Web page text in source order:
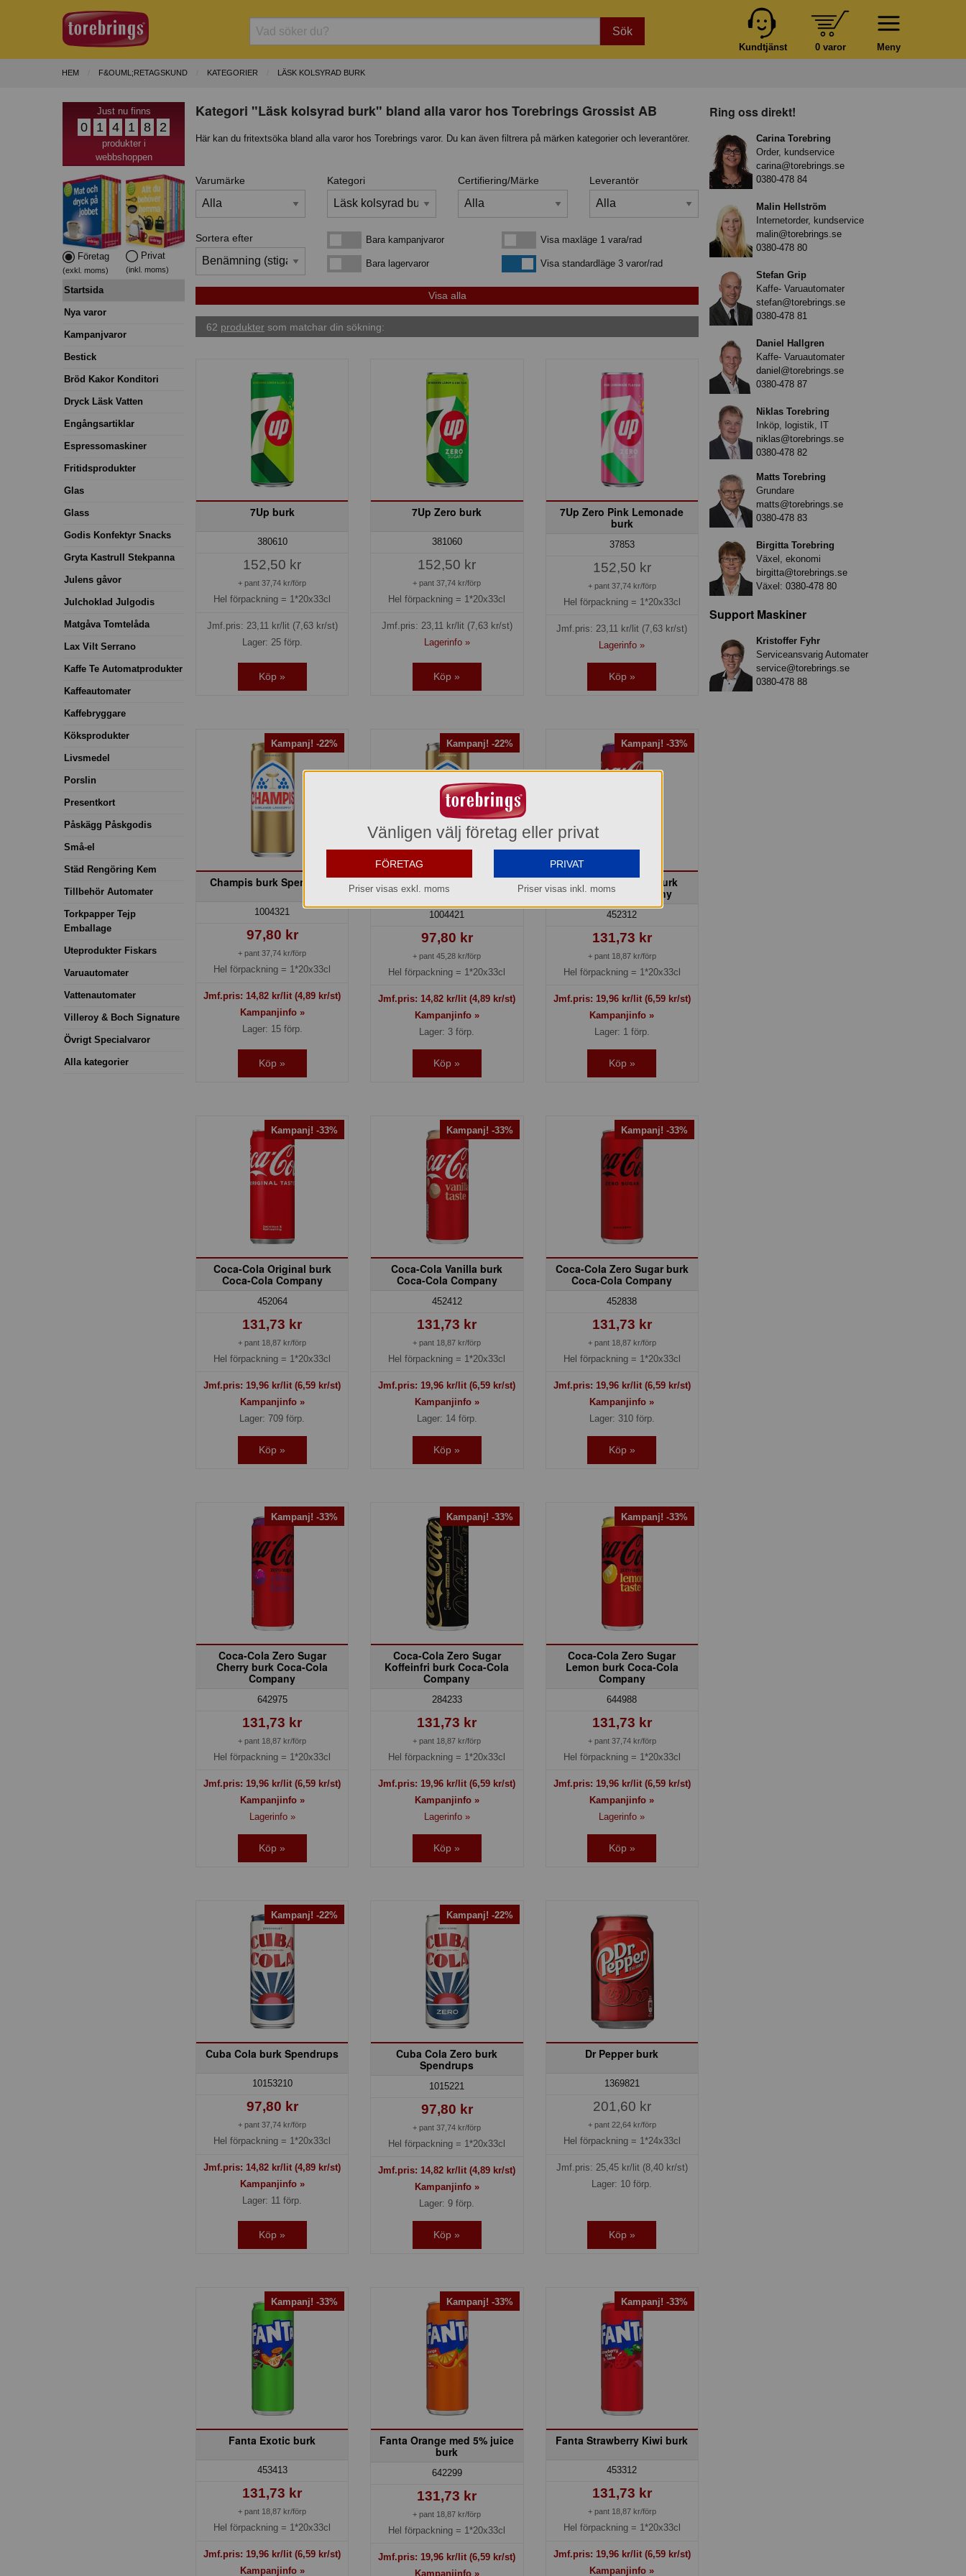
Sök
Meny
0 varor
Kundtjänst
HEM F&OUML;RETAGSKUND KATEGORIER LÄSK KOLSYRAD BURK
Just nu finns
0 1 4 1 8 2
produkter i
webbshoppen
Företag
(exkl. moms)
Privat
(inkl. moms)
Startsida
Nya varor
Kampanjvaror
Bestick
Bröd Kakor Konditori
Dryck Läsk Vatten
Engångsartiklar
Espressomaskiner
Fritidsprodukter
Glas
Glass
Godis Konfektyr Snacks
Gryta Kastrull Stekpanna
Julens gåvor
Julchoklad Julgodis
Matgåva Tomtelåda
Lax Vilt Serrano
Kaffe Te Automatprodukter
Kaffeautomater
Kaffebryggare
Köksprodukter
Livsmedel
Porslin
Presentkort
Påskägg Påskgodis
Små-el
Städ Rengöring Kem
Tillbehör Automater
Torkpapper Tejp
Emballage
Uteprodukter Fiskars
Varuautomater
Vattenautomater
Villeroy & Boch Signature
Övrigt Specialvaror
Alla kategorier
Kategori "Läsk kolsyrad burk" bland alla varor hos Torebrings Grossist AB
Här kan du fritextsöka bland alla varor hos Torebrings varor. Du kan även filtrera på märken kategorier och leverantörer.
Varumärke Kategori Certifiering/Märke Leverantör
Sortera efter Bara kampanjvarorBara kampanjvaror
Bara lagervarorBara lagervaror
Visa maxläge 1 vara/rad
Visa maxläge 1 vara/rad
Visa standardlägeVisa standardläge 3 varor/rad
62 produkter som matchar din sökning:
7Up burk
380610
152,50 kr
+ pant 37,74 kr/förp
Hel förpackning = 1*20x33cl
Jmf.pris: 23,11 kr/lit (7,63 kr/st)
Lager: 25 förp.
Köp »
7Up Zero burk
381060
152,50 kr
+ pant 37,74 kr/förp
Hel förpackning = 1*20x33cl
Jmf.pris: 23,11 kr/lit (7,63 kr/st)
Lagerinfo »
Köp »
7Up Zero Pink Lemonade
burk
37853
152,50 kr
+ pant 37,74 kr/förp
Hel förpackning = 1*20x33cl
Jmf.pris: 23,11 kr/lit (7,63 kr/st)
Lagerinfo »
Köp »
Kampanj! -22%
Champis burk Spendrups
1004321
97,80 kr
+ pant 37,74 kr/förp
Hel förpackning = 1*20x33cl
Jmf.pris: 14,82 kr/lit(4,89 kr/st)
Kampanjinfo »
Lager: 15 förp.
Köp »
Kampanj! -22%
Champis Zero burk
Spendrups
1004421
97,80 kr
+ pant 45,28 kr/förp
Hel förpackning = 1*20x33cl
Jmf.pris: 14,82 kr/lit(4,89 kr/st)
Kampanjinfo »
Lager: 3 förp.
Köp »
Kampanj! -33%
Coca-Cola Cherry burk
Coca-Cola Company
452312
131,73 kr
+ pant 18,87 kr/förp
Hel förpackning = 1*20x33cl
Jmf.pris: 19,96kr/lit (6,59 kr/st)
Kampanjinfo »
Lager: 1 förp.
Köp »
Kampanj! -33%
Coca-Cola Original burk
Coca-Cola Company
452064
131,73 kr
+ pant 18,87 kr/förp
Hel förpackning = 1*20x33cl
Jmf.pris: 19,96 kr/lit(6,59 kr/st)
Kampanjinfo »
Lager: 709 förp.
Köp »
Kampanj! -33%
Coca-Cola Vanilla burk
Coca-Cola Company
452412
131,73 kr
+ pant 18,87 kr/förp
Hel förpackning = 1*20x33cl
Jmf.pris: 19,96 kr/lit(6,59 kr/st)
Kampanjinfo »
Lager: 14 förp.
Köp »
Kampanj! -33%
Coca-Cola Zero Sugar burk
Coca-Cola Company
452838
131,73 kr
+ pant 18,87 kr/förp
Hel förpackning = 1*20x33cl
Jmf.pris: 19,96kr/lit (6,59 kr/st)
Kampanjinfo »
Lager: 310 förp.
Köp »
Kampanj! -33%
Coca-Cola Zero Sugar
Cherry burk Coca-Cola
Company
642975
131,73 kr
+ pant 18,87 kr/förp
Hel förpackning = 1*20x33cl
Jmf.pris: 19,96 kr/lit(6,59 kr/st)
Kampanjinfo »
Lagerinfo »
Köp »
Kampanj! -33%
Coca-Cola Zero Sugar
Koffeinfri burk Coca-Cola
Company
284233
131,73 kr
+ pant 18,87 kr/förp
Hel förpackning = 1*20x33cl
Jmf.pris: 19,96 kr/lit(6,59 kr/st)
Kampanjinfo »
Lagerinfo »
Köp »
Kampanj! -33%
Coca-Cola Zero Sugar
Lemon burk Coca-Cola
Company
644988
131,73 kr
+ pant 37,74 kr/förp
Hel förpackning = 1*20x33cl
Jmf.pris: 19,96kr/lit (6,59 kr/st)
Kampanjinfo »
Lagerinfo »
Köp »
Kampanj! -22%
Cuba Cola burk Spendrups
10153210
97,80 kr
+ pant 37,74 kr/förp
Hel förpackning = 1*20x33cl
Jmf.pris: 14,82 kr/lit(4,89 kr/st)
Kampanjinfo »
Lager: 11 förp.
Köp »
Kampanj! -22%
Cuba Cola Zero burk
Spendrups
1015221
97,80 kr
+ pant 37,74 kr/förp
Hel förpackning = 1*20x33cl
Jmf.pris: 14,82 kr/lit(4,89 kr/st)
Kampanjinfo »
Lager: 9 förp.
Köp »
Dr Pepper burk
1369821
201,60 kr
+ pant 22,64 kr/förp
Hel förpackning = 1*24x33cl
Jmf.pris: 25,45kr/lit (8,40 kr/st)
Lager: 10 förp.
Köp »
Kampanj! -33%
Fanta Exotic burk
453413
131,73 kr
+ pant 18,87 kr/förp
Hel förpackning = 1*20x33cl
Jmf.pris: 19,96 kr/lit(6,59 kr/st)
Kampanjinfo »
Kampanj! -33%
Fanta Orange med 5% juice
burk
642299
131,73 kr
+ pant 18,87 kr/förp
Hel förpackning = 1*20x33cl
Jmf.pris: 19,96 kr/lit(6,59 kr/st)
Kampanjinfo »
Kampanj! -33%
Fanta Strawberry Kiwi burk
453312
131,73 kr
+ pant 18,87 kr/förp
Hel förpackning = 1*20x33cl
Jmf.pris: 19,96kr/lit (6,59 kr/st)
Kampanjinfo »
Ring oss direkt!
Carina Torebring
Order, kundservice
carina@torebrings.se
0380-478 84
Malin Hellström
Internetorder, kundservice
malin@torebrings.se
0380-478 80
Stefan Grip
Kaffe- Varuautomater
stefan@torebrings.se
0380-478 81
Daniel Hallgren
Kaffe- Varuautomater
daniel@torebrings.se
0380-478 87
Niklas Torebring
Inköp, logistik, IT
niklas@torebrings.se
0380-478 82
Matts Torebring
Grundare
matts@torebrings.se
0380-478 83
Birgitta Torebring
Växel, ekonomi
birgitta@torebrings.se
Växel: 0380-478 80
Support Maskiner
Kristoffer Fyhr
Serviceansvarig Automater
service@torebrings.se
0380-478 88
Vänligen välj företag eller privat
FÖRETAG
Priser visas exkl. moms
PRIVAT
Priser visas inkl. moms